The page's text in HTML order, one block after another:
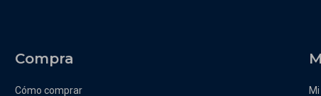
Compra
Cómo comprar